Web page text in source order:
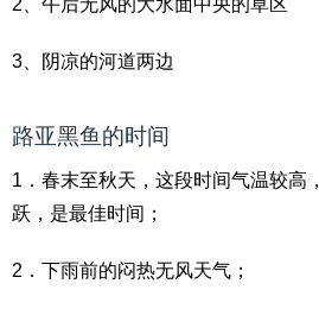
2、午后无风的大水面中央的草区
3、阴凉的河道两边
路亚黑鱼的时间
1．春末至秋天，这段时间气温较高，
跃，是最佳时间；
2．下雨前的闷热无风天气；